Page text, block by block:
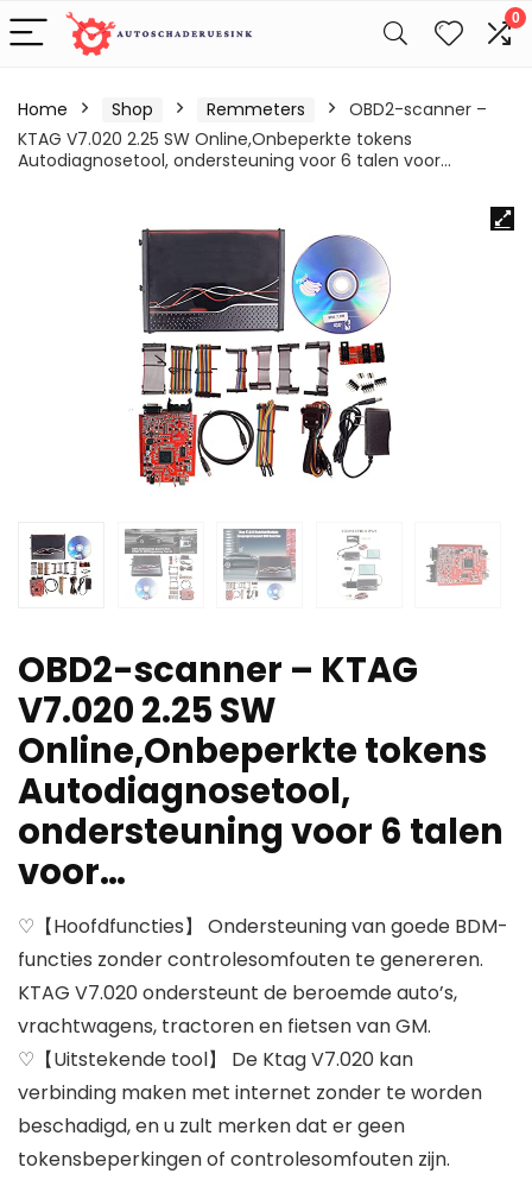
0
Home Shop Remmeters
OBD2-scanner –
KTAG V7.020 2.25 SW Online,Onbeperkte tokens
Autodiagnosetool, ondersteuning voor 6 talen voor…
OBD2-scanner – KTAG
V7.020 2.25 SW
Online,Onbeperkte tokens
Autodiagnosetool,
ondersteuning voor 6 talen
voor…
♡【Hoofdfuncties】 Ondersteuning van goede BDM-
functies zonder controlesomfouten te genereren.
KTAG V7.020 ondersteunt de beroemde auto’s,
vrachtwagens, tractoren en fietsen van GM.
♡【Uitstekende tool】 De Ktag V7.020 kan
verbinding maken met internet zonder te worden
beschadigd, en u zult merken dat er geen
tokensbeperkingen of controlesomfouten zijn.